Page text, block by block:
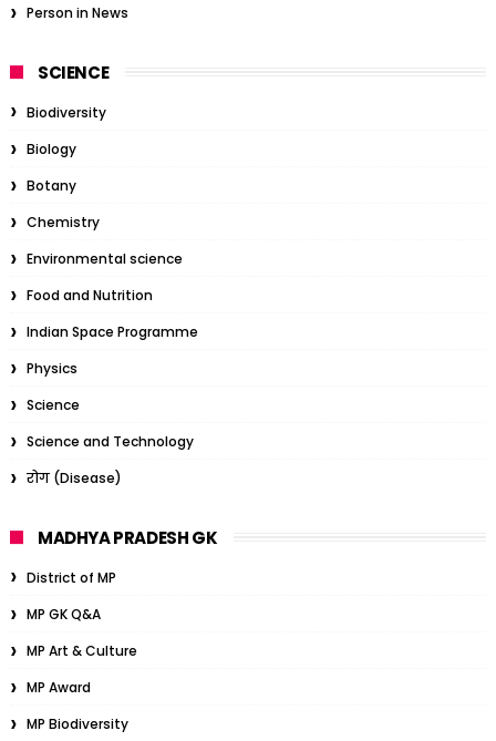
Person in News
SCIENCE
Biodiversity
Biology
Botany
Chemistry
Environmental science
Food and Nutrition
Indian Space Programme
Physics
Science
Science and Technology
रोग (Disease)
MADHYA PRADESH GK
District of MP
MP GK Q&A
MP Art & Culture
MP Award
MP Biodiversity